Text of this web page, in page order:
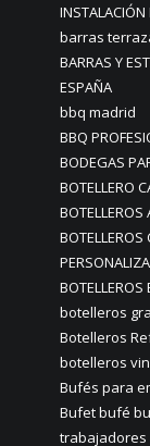
INSTALACIÓN
barras
BARRAS Y
ESPAÑA
bbq madrid
BBQ
BODEGAS
BOTELLERO
BOTELLEROS
BOTELLEROS
BOTELLEROS
botelleros
Botelleros
botelleros
Bufés para
Bufet bufé
trabajadores